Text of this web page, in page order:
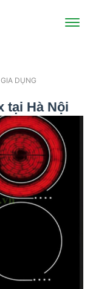
DỤNG
tại Hà Nội